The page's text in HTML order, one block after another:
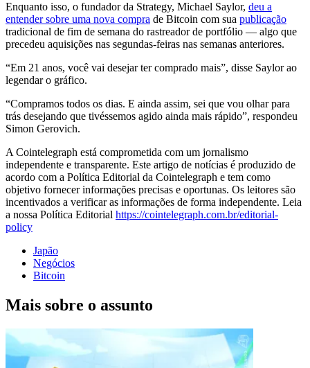
Enquanto isso, o fundador da Strategy, Michael Saylor, deu a
entender sobre uma nova compra de Bitcoin com sua publicação
tradicional de fim de semana do rastreador de portfólio — algo que
precedeu aquisições nas segundas-feiras nas semanas anteriores.
“Em 21 anos, você vai desejar ter comprado mais”, disse Saylor ao
legendar o gráfico.
“Compramos todos os dias. E ainda assim, sei que vou olhar para
trás desejando que tivéssemos agido ainda mais rápido”, respondeu
Simon Gerovich.
A Cointelegraph está comprometida com um jornalismo
independente e transparente. Este artigo de notícias é produzido de
acordo com a Política Editorial da Cointelegraph e tem como
objetivo fornecer informações precisas e oportunas. Os leitores são
incentivados a verificar as informações de forma independente. Leia
a nossa Política Editorial https://cointelegraph.com.br/editorial-
policy
Japão
Negócios
Bitcoin
Mais sobre o assunto